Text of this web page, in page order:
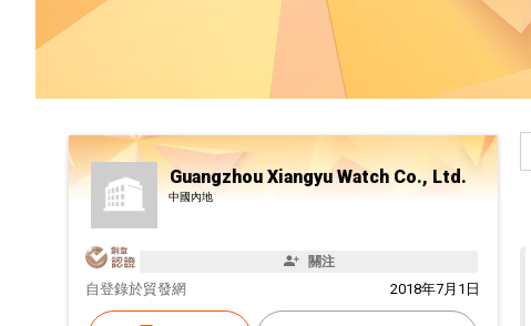
Guangzhou Xiangyu Watch Co., Ltd.
中國內地
關注
自 2018年7月1日
登錄於貿發網